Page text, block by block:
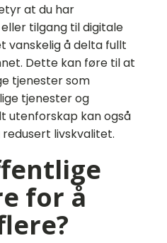
at du har
tilgang til digitale
vanskelig å delta fullt
Dette kan føre til at
tjenester som
tjenester og
utenforskap kan også
redusert livskvalitet.
for å